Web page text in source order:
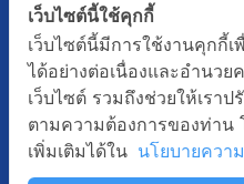
Fax :
CALL
email :
Follows
เว็บไซต์นี้ใช้คุกกี้
เว็บไซต์นี้มีการใช้งานคุกกี้
ได้อย่างต่อเนื่องและอำนว
เว็บไซต์ รวมถึงช่วยให้เรา
ตามความต้องการของท่าน
เพิ่มเติมได้ใน นโยบายควา